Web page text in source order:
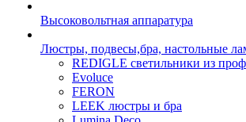
Высоковольтная аппаратура
Люстры, подвесы,бра, настольные
REDIGLE светильники из
Evoluce
FERON
LEEK люстры и бра